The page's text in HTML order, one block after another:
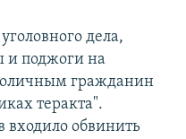
дела,
и поджоги на
гражданин
теракта".
входило обвинить